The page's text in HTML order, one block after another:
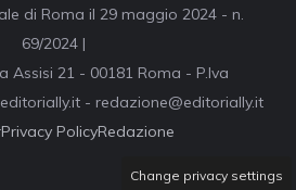
di Roma il 29 maggio 2024 - n.
69/2024 |
Assisi 21 - 00181 Roma - P.Iva
- redazione@editorially.it
Privacy PolicyRedazione
Change privacy settings